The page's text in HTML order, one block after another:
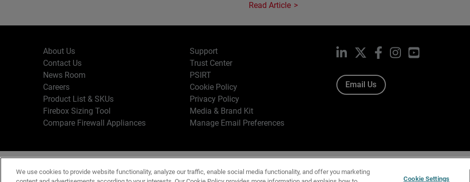
Read Article
About Us
Contact Us
News Room
Careers
Product List & SKUs
Firebox Sizing Tool
Compare Firewall Appliances
Support
Trust Center
PSIRT
Cookie Policy
Privacy Policy
Media & Brand Kit
Manage Email Preferences
LinkedIn Facebook
InstagramYouTube
Email Us
Copyright © 1996-2026 WatchGuard Technologies, Inc. All Rights Reserved.
Terms of Use| California Collection Notice|Do Not Sell or Share My Personal Information
We use cookies to provide website functionality, analyze our traffic, enable social media functionality, and offer you marketing
Cookie Settings